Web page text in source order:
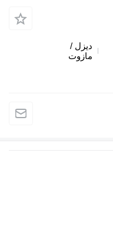
ديزل /
مازوت